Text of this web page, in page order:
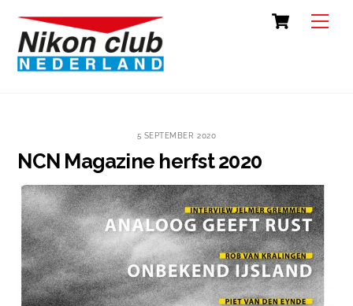
content
Cart
5 SEPTEMBER 2020
NCN Magazine herfst 2020